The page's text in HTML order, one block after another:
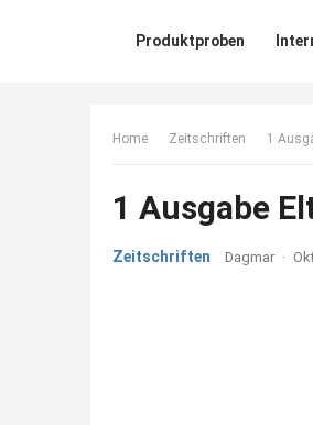
Produktproben
Home Zeitschriften 1
1 Ausgabe
Zeitschriften Dagmar ·